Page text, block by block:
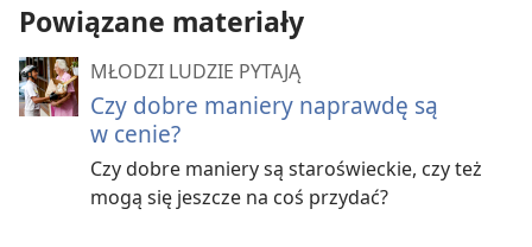
Powiązane materiały
MŁODZI LUDZIE PYTAJĄ
Czy dobre maniery naprawdę są
w cenie?
Czy dobre maniery są staroświeckie, czy też
mogą się jeszcze na coś przydać?